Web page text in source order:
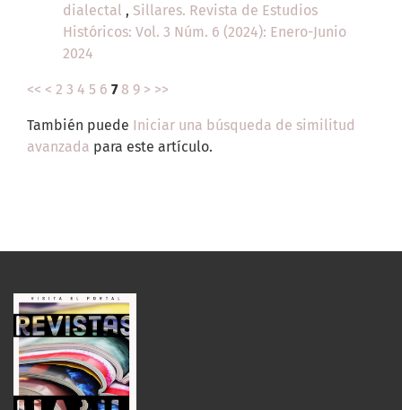
dialectal , Sillares. Revista de Estudios
Históricos: Vol. 3 Núm. 6 (2024): Enero-Junio
2024
<< < 2 3 4 5 6 7 8 9 > >>
También puede Iniciar una búsqueda de similitud
avanzada para este artículo.